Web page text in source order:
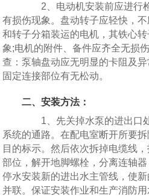
2、电动机安装前应进行
有损伤现象。盘动转子应轻快，
和转子分箱装运的电机，其铁心
象;电机的附件、备件应齐全无损
查：泵轴盘动应无明显的卡阻及
固定连接部位有无松动。
二、安装方法：
1、先关掉水泵的进出口
系统的通路。在配电室断开所要
目的标示。然后依次拆掉电缆线
部位，解开地脚螺栓，分离连轴器
停水安装新的进出水主管线，使
并联。保证安装作业和生产消防用